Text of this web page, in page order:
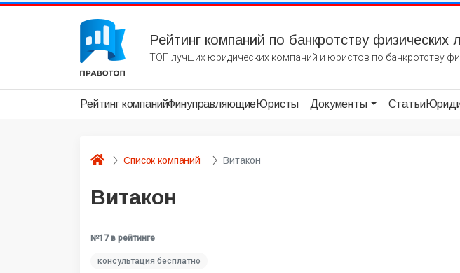
Рейтинг компаний по банкротству физических
ТОП лучших юридических компаний и юристов по банкротству
Рейтинг компанийФинуправляющиеЮристы Документы Статьи
Список компаний Витакон
Витакон
№17 в рейтинге
консультация бесплатно